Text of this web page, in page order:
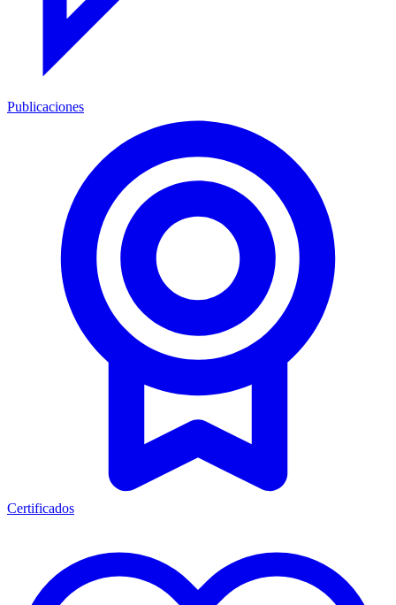
Publicaciones
Certificados